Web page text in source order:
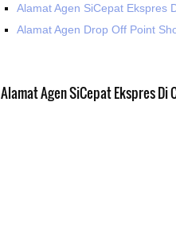
Alamat Agen SiCepat Ekspres
Alamat Agen Drop Off Point
Alamat Agen SiCepat Ekspres Di